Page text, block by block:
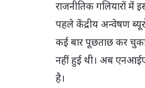
राजनीतिक गलियारों में
पहले केंद्रीय अन्वेषण
कई बार पूछताछ कर
नहीं हुई थी। अब एनआईए
है।